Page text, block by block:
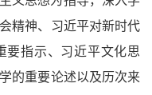
精神、习近平对新时代
要指示、习近平文化思
的重要论述以及历次来